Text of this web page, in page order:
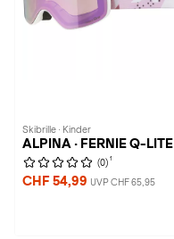
Skibrille · Kinder
ALPINA · FERNIE Q-LITE
(0) 1
CHF 54,99 UVP CHF 65,95